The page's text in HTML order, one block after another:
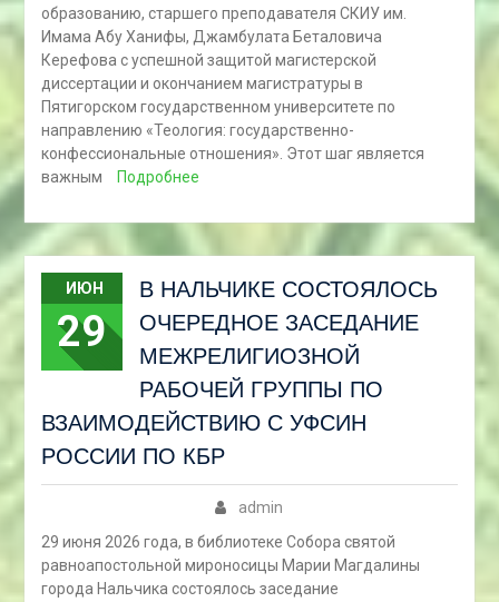
образованию, старшего преподавателя СКИУ им.
Имама Абу Ханифы, Джамбулата Беталовича
Керефова с успешной защитой магистерской
диссертации и окончанием магистратуры в
Пятигорском государственном университете по
направлению «Теология: государственно-
конфессиональные отношения». Этот шаг является
важным
Подробнее
ИЮН
29
В НАЛЬЧИКЕ СОСТОЯЛОСЬ
ОЧЕРЕДНОЕ ЗАСЕДАНИЕ
МЕЖРЕЛИГИОЗНОЙ
РАБОЧЕЙ ГРУППЫ ПО
ВЗАИМОДЕЙСТВИЮ С УФСИН
РОССИИ ПО КБР
admin
29 июня 2026 года, в библиотеке Собора святой
равноапостольной мироносицы Марии Магдалины
города Нальчика состоялось заседание